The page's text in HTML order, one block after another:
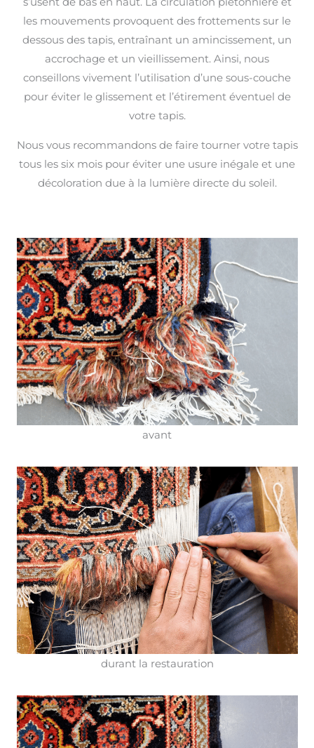
les mouvements provoquent des frottements sur le
dessous des tapis, entraînant un amincissement, un
accrochage et un vieillissement. Ainsi, nous
conseillons vivement l’utilisation d’une sous-couche
pour éviter le glissement et l’étirement éventuel de
votre tapis.
Nous vous recommandons de faire tourner votre tapis
tous les six mois pour éviter une usure inégale et une
décoloration due à la lumière directe du soleil.
avant
durant la restauration